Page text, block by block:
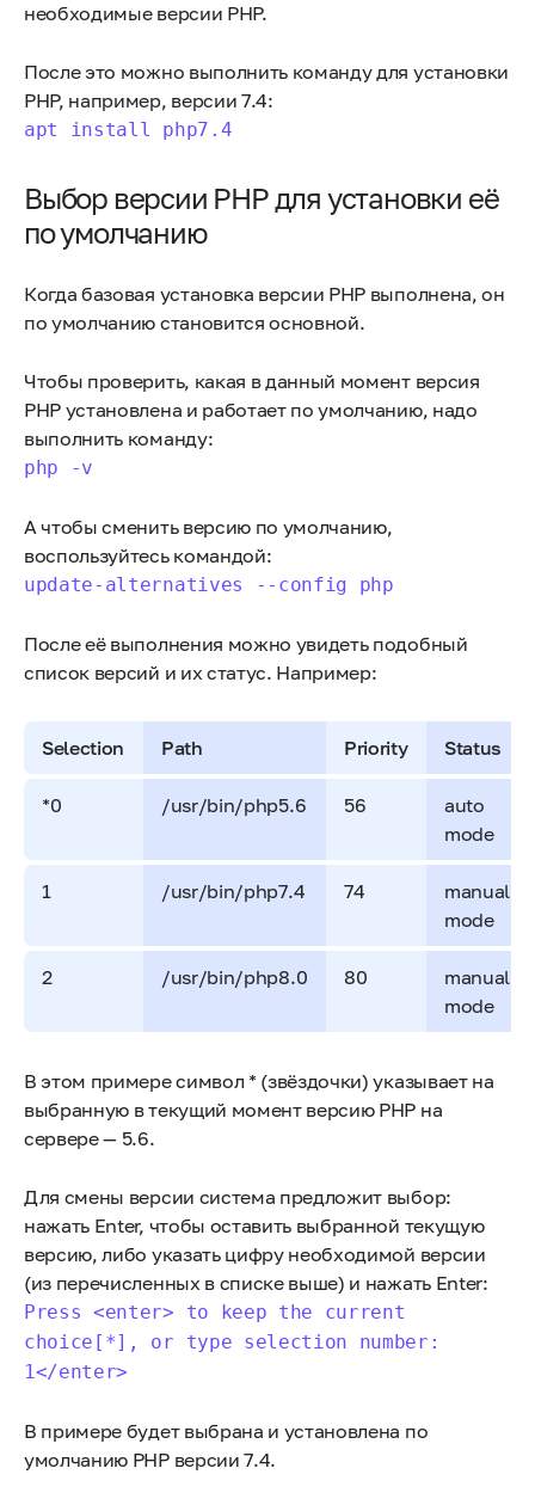
необходимые версии PHP.
После это можно выполнить команду для установки
PHP, например, версии 7.4:
apt install php7.4
Выбор версии PHP для установки её
по умолчанию
Когда базовая установка версии PHP выполнена, он
по умолчанию становится основной.
Чтобы проверить, какая в данный момент версия
PHP установлена и работает по умолчанию, надо
выполнить команду:
php -v
А чтобы сменить версию по умолчанию,
воспользуйтесь командой:
update-alternatives --config php
После её выполнения можно увидеть подобный
список версий и их статус. Например:
Selection Path Priority Status
*0 /usr/bin/php5.6 56
auto
mode
1 /usr/bin/php7.4 74
manual
mode
2 /usr/bin/php8.0 80
manual
mode
В этом примере символ * (звёздочки) указывает на
выбранную в текущий момент версию PHP на
сервере — 5.6.
Для смены версии система предложит выбор:
нажать Enter, чтобы оставить выбранной текущую
версию, либо указать цифру необходимой версии
(из перечисленных в списке выше) и нажать Enter:
Press <enter> to keep the current
choice[*], or type selection number:
1</enter>
В примере будет выбрана и установлена по
умолчанию PHP версии 7.4.